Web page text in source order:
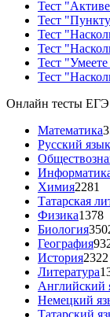
Тест
Тест
Тест
Тест
Тест
Тест
Онлайн тесты ЕГЭ
Математика
Русский язык
Химия2281
Татарская
Физика1378
Биология
География
История2322
Литература
Английский
Немецкий
Татарский